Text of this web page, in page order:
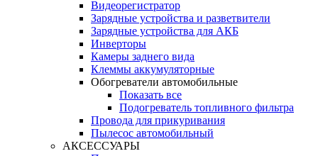
Видеорегистратор
Зарядные устройства и разветвители
Зарядные устройства для АКБ
Инверторы
Камеры заднего вида
Клеммы аккумуляторные
Обогреватели автомобильные
Показать все
Подогреватель топливного фильтра
Провода для прикуривания
Пылесос автомобильный
АКСЕССУАРЫ